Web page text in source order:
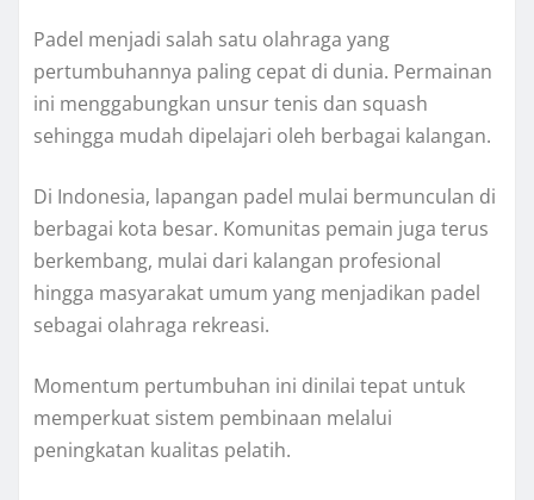
Padel menjadi salah satu olahraga yang
pertumbuhannya paling cepat di dunia. Permainan
ini menggabungkan unsur tenis dan squash
sehingga mudah dipelajari oleh berbagai kalangan.
Di Indonesia, lapangan padel mulai bermunculan di
berbagai kota besar. Komunitas pemain juga terus
berkembang, mulai dari kalangan profesional
hingga masyarakat umum yang menjadikan padel
sebagai olahraga rekreasi.
Momentum pertumbuhan ini dinilai tepat untuk
memperkuat sistem pembinaan melalui
peningkatan kualitas pelatih.